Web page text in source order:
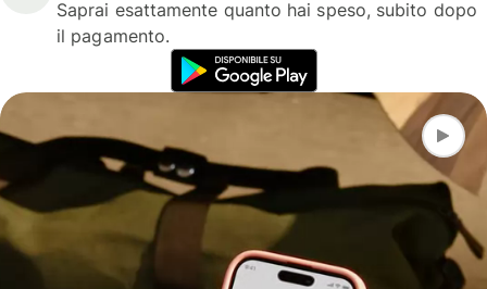
Saprai esattamente quanto hai speso, subito dopo
il pagamento.